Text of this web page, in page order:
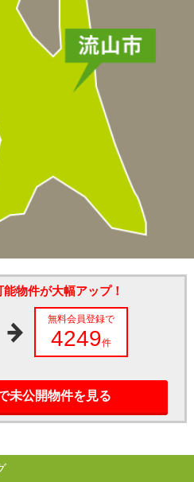
物件が大幅アップ！
無料会員登録で
4249件
未公開物件を見る